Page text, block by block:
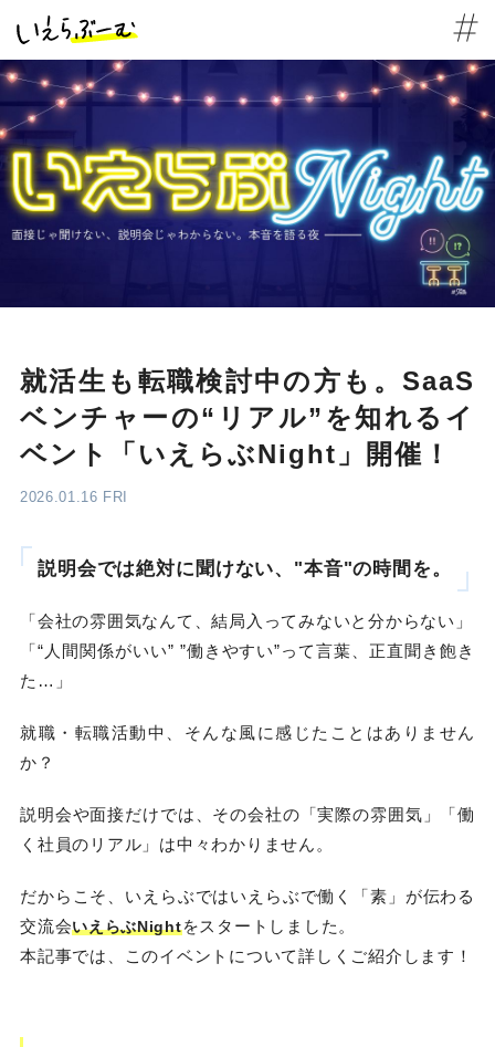
就活生も転職検討中の方も。SaaS
ベンチャーの“リアル”を知れるイ
ベント「いえらぶNight」開催！
2026.01.16 FRI
説明会では絶対に聞けない、"本音"の時間を。
「会社の雰囲気なんて、結局入ってみないと分からない」
「“人間関係がいい” ”働きやすい”って言葉、正直聞き飽き
た…」
就職・転職活動中、そんな風に感じたことはありません
か？
説明会や面接だけでは、その会社の「実際の雰囲気」「働
く社員のリアル」は中々わかりません。
だからこそ、いえらぶではいえらぶで働く「素」が伝わる
交流会いえらぶNightをスタートしました。
本記事では、このイベントについて詳しくご紹介します！